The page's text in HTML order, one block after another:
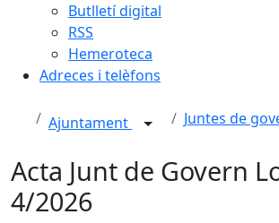
Butlletí digital
RSS
Hemeroteca
Adreces i telèfons
Ajuntament Juntes de
Acta Junt de Govern
4/2026